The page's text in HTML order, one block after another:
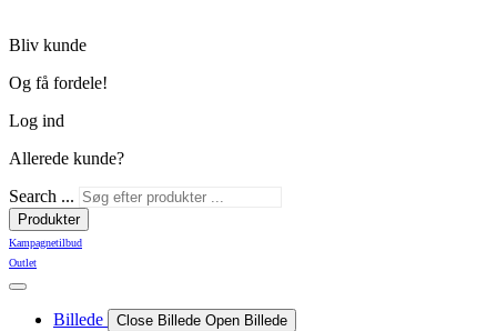
Bliv kunde
Og få fordele!
Log ind
Allerede kunde?
Search ...
Produkter
Kampagnetilbud
Outlet
Billede Close Billede Open Billede